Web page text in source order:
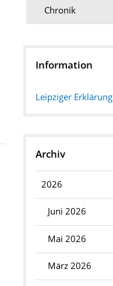
Chronik
Information
Leipziger Erklärung
Archiv
2026
Juni 2026
Mai 2026
März 2026